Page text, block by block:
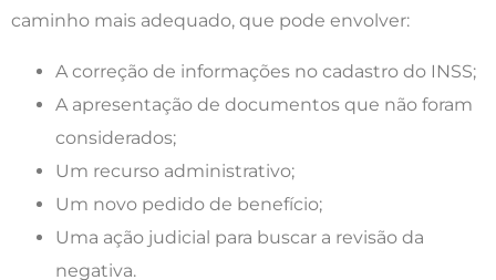
caminho mais adequado, que pode envolver:
A correção de informações no cadastro do INSS;
A apresentação de documentos que não foram
considerados;
Um recurso administrativo;
Um novo pedido de benefício;
Uma ação judicial para buscar a revisão da
negativa.